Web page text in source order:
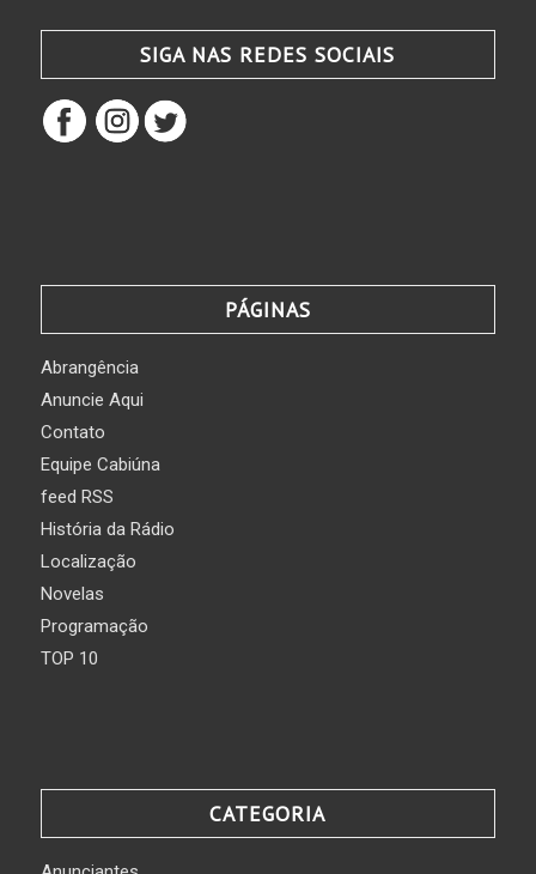
SIGA NAS REDES SOCIAIS
PÁGINAS
Abrangência
Anuncie Aqui
Contato
Equipe Cabiúna
feed RSS
História da Rádio
Localização
Novelas
Programação
TOP 10
CATEGORIA